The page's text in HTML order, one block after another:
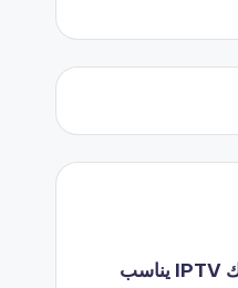
كيف تختار أفضل اشتراك IPTV يناسب